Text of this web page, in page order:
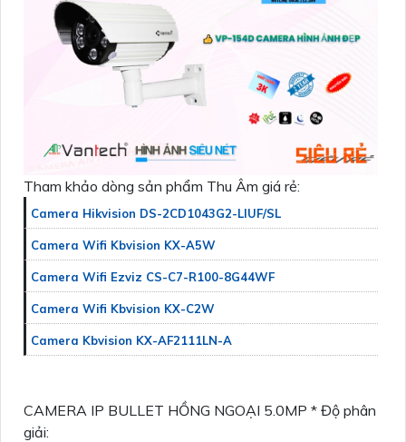
Tham khảo dòng sản phẩm Thu Âm giá rẻ:
Camera Hikvision DS-2CD1043G2-LIUF/SL
Camera Wifi Kbvision KX-A5W
Camera Wifi Ezviz CS-C7-R100-8G44WF
Camera Wifi Kbvision KX-C2W
Camera Kbvision KX-AF2111LN-A
CAMERA IP BULLET HỒNG NGOẠI 5.0MP * Độ phân
giải: